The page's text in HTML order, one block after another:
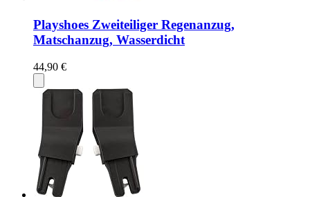
Playshoes Zweiteiliger Regenanzug,
Matschanzug, Wasserdicht
44,90 €